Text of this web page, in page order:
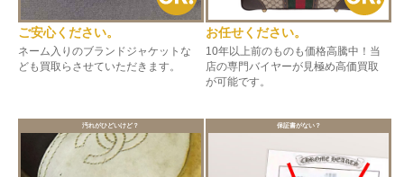
ご安心ください。
ネーム入りのブランドジャケットな
ども買取らさせていただきます。
お任せください。
10年以上前のものも価格高騰中！当
店の専門バイヤーが見極め高価買取
が可能です。
汚れがひどいけど？ 保証書がない？